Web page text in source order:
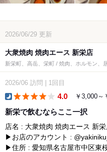
2026/06/29 更新
大衆焼肉 焼肉エース 新栄店
新栄町、高岳、栄町 / 焼肉、ホルモン、
2026/06 訪問 1回目
4.0 ￥3,000～
新栄で飲むならここ一択
店名 : 大衆焼肉 焼肉エース 新
▶お店のアカウント :
▶住所 : 愛知県名古屋市中区東